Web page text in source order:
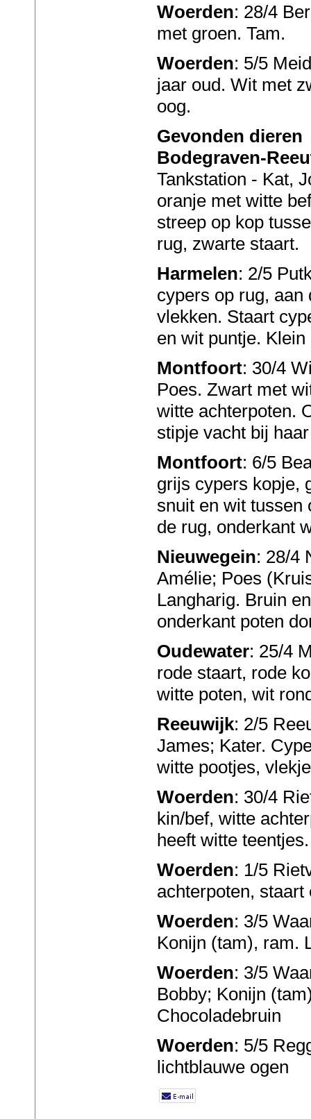
Woerden: 28/4
met groen. Tam.
Woerden: 5/5
jaar oud. Wit met
oog.
Gevonden dieren
Bodegraven-
Tankstation - Kat,
oranje met witte
streep op kop
rug, zwarte staart.
Harmelen: 2/5
cypers op rug,
vlekken. Staart
en wit puntje.
Montfoort: 30/4
Poes. Zwart met
witte achterpoten.
stipje vacht bij
Montfoort: 6/5
grijs cypers kopje,
snuit en wit tussen
de rug, onderkant
Nieuwegein: 28/4
Amélie; Poes
Langharig. Bruin
onderkant poten
Oudewater: 25/4
rode staart, rode
witte poten, wit
Reeuwijk: 2/5
James; Kater.
witte pootjes,
Woerden: 30/4
kin/bef, witte
heeft witte teentjes.
Woerden: 1/5
achterpoten, staart
Woerden: 3/5
Konijn (tam), ram.
Woerden: 3/5
Bobby; Konijn
Chocoladebruin
Woerden: 5/5
lichtblauwe ogen